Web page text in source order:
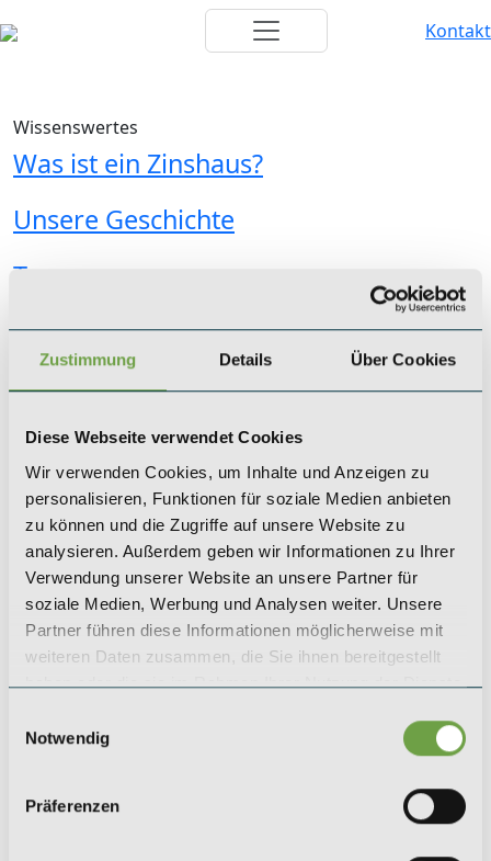
Zustimmung Details Über Cookies
Diese Webseite verwendet Cookies
Wir verwenden Cookies, um Inhalte und Anzeigen zu
personalisieren, Funktionen für soziale Medien anbieten
zu können und die Zugriffe auf unsere Website zu
analysieren. Außerdem geben wir Informationen zu Ihrer
Verwendung unserer Website an unsere Partner für
soziale Medien, Werbung und Analysen weiter. Unsere
Partner führen diese Informationen möglicherweise mit
weiteren Daten zusammen, die Sie ihnen bereitgestellt
haben oder die sie im Rahmen Ihrer Nutzung der Dienste
Notwendig
Präferenzen
Kontakt
Wissenswertes
Was ist ein Zinshaus?
Unsere Geschichte
Team
SAEGER & CIE.
Zinshaus Investments GmbH
Mevissenstraße 1
+49 (0) 221 / 984 310 - 0
koeln@saeger-cie.com
LEIPZIG
SAEGER & CIE.
Zinshaus Investments GmbH
Karl-Rothe-Straße 13
04105 Leipzig
+49 (0) 341 / 561 530 - 0